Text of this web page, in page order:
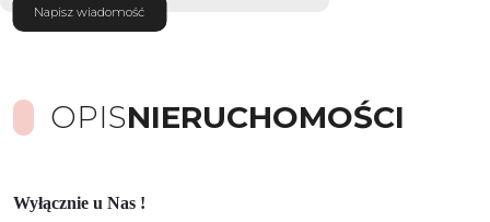
Napisz wiadomość
OPISNIERUCHOMOŚCI
Wyłącznie u Nas !